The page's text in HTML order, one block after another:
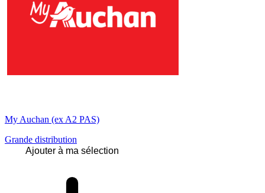
My Auchan (ex A2 PAS)
Grande distribution
Ajouter à ma sélection